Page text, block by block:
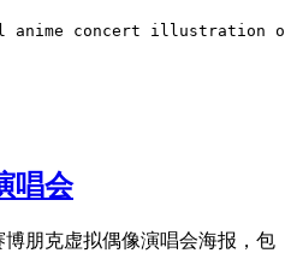
anime concert illustration
唱会
朋克虚拟偶像演唱会海报，包